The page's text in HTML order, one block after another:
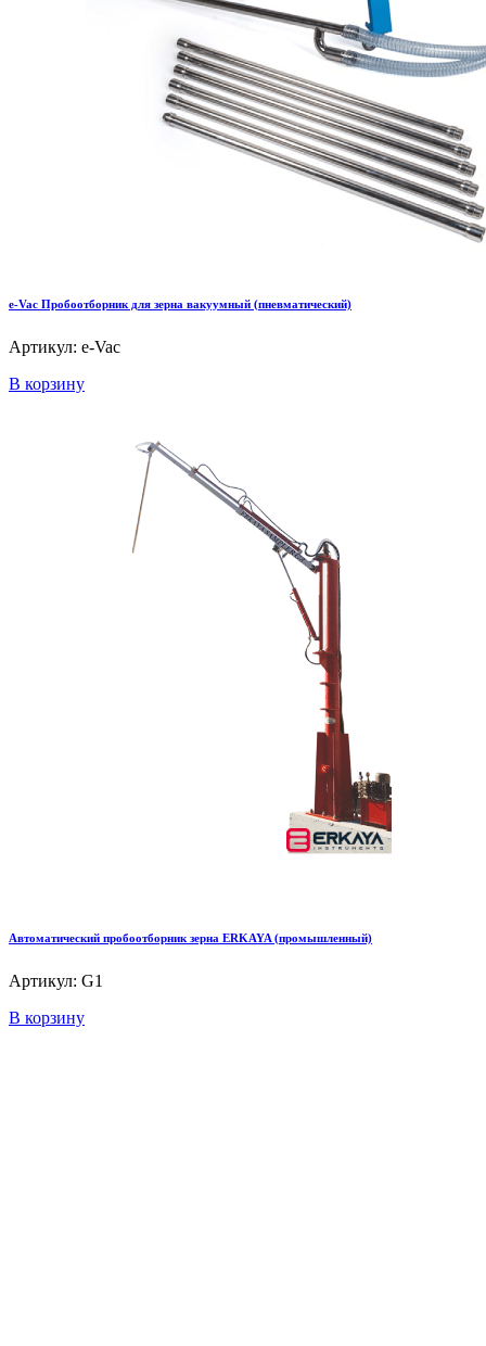
e-Vac Пробоотборник для зерна вакуумный (пневматический)
Артикул: e-Vac
В корзину
Автоматический пробоотборник зерна ERKAYA (промышленный)
Артикул: G1
В корзину